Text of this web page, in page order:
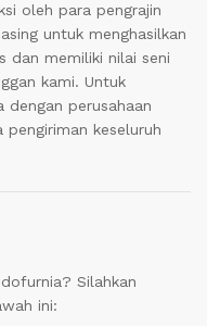
oleh para pengrajin
untuk menghasilkan
dan memiliki nilai seni
kami. Untuk
dengan perusahaan
keseluruh
Silahkan
ini: